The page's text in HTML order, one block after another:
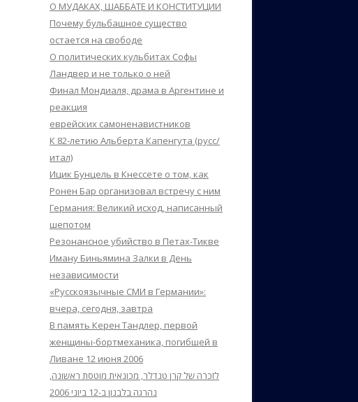
О МУДАКАХ, ШАББАТЕ И КОНСТИТУЦИИ
Почему бульбашное существо
остается на свободе
О политических кульбитах Софы
Ландвер и не только о ней
Финал Мондиаля, драма в Аргентине и
реакция
еврейских самоненавистников
К 82-летию Альберта Капенгута (русс/
итал)
Ицик Бунцель в Кнессете о том, как
Ронен Бар организовал встречу с ним
Германия: Великий исход, написанный
шепотом
Резонансное убийство в Петах-Тикве
Иману Биньямина Залки в День
независимости
«Русскоязычные СМИ в Германии»:
вчера, сегодня, завтра
В память Керен Тандлер, первой
женщины-бортмеханика, погибшей в
Ливане 12 июня 2006
לזכרה של קרן טנדלר, מכונאית מוטסת ראשונה,
נהרגה בלבנון ב-12 ביוני 2006